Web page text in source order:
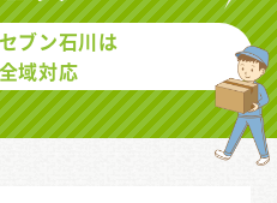
ブン石川は
域対応